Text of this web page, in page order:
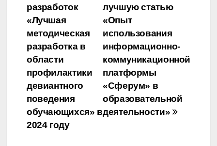
лучшую статью
«Опыт
использования
информационно-
коммуникационной
платформы
«Сферум» в
образовательной
деятельности»
разработок
«Лучшая
методическая
разработка в
области
профилактики
девиантного
поведения
обучающихся» в
2024 году